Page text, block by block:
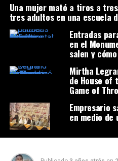
Una mujer mató a tiros a
tres adultos en una escuela
Entradas
en el
salen y
Mirtha
de House of
Game of
Empresario
en medio de